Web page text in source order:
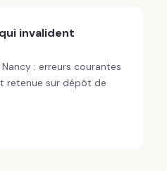
invalident
: erreurs courantes
retenue sur dépôt de